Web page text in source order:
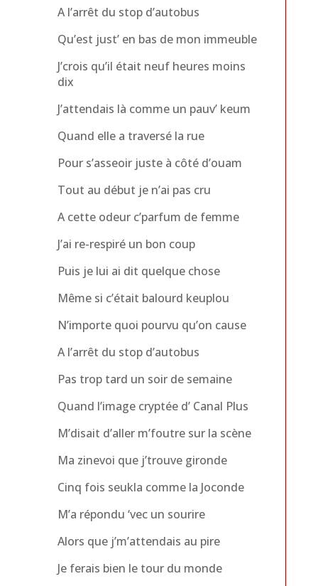
A l’arrêt du stop d’autobus
Qu’est just’ en bas de mon immeuble
J’crois qu’il était neuf heures moins
dix
J’attendais là comme un pauv’ keum
Quand elle a traversé la rue
Pour s’asseoir juste à côté d’ouam
Tout au début je n’ai pas cru
A cette odeur c’parfum de femme
J’ai re-respiré un bon coup
Puis je lui ai dit quelque chose
Même si c’était balourd keuplou
N’importe quoi pourvu qu’on cause
A l’arrêt du stop d’autobus
Pas trop tard un soir de semaine
Quand l’image cryptée d’ Canal Plus
M’disait d’aller m’foutre sur la scène
Ma zinevoi que j’trouve gironde
Cinq fois seukla comme la Joconde
M’a répondu ‘vec un sourire
Alors que j’m’attendais au pire
Je ferais bien le tour du monde